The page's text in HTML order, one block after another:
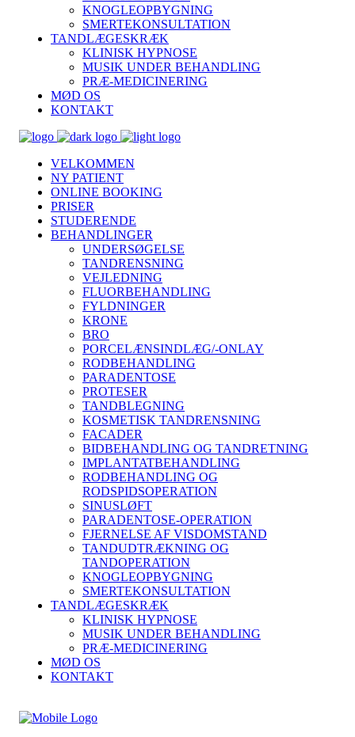
KNOGLEOPBYGNING
SMERTEKONSULTATION
TANDLÆGESKRÆK
KLINISK HYPNOSE
MUSIK UNDER BEHANDLING
PRÆ-MEDICINERING
MØD OS
KONTAKT
VELKOMMEN
NY PATIENT
ONLINE BOOKING
PRISER
STUDERENDE
BEHANDLINGER
UNDERSØGELSE
TANDRENSNING
VEJLEDNING
FLUORBEHANDLING
FYLDNINGER
KRONE
BRO
PORCELÆNSINDLÆG/-ONLAY
RODBEHANDLING
PARADENTOSE
PROTESER
TANDBLEGNING
KOSMETISK TANDRENSNING
FACADER
BIDBEHANDLING OG TANDRETNING
IMPLANTATBEHANDLING
RODBEHANDLING OG
RODSPIDSOPERATION
SINUSLØFT
PARADENTOSE-OPERATION
FJERNELSE AF VISDOMSTAND
TANDUDTRÆKNING OG
TANDOPERATION
KNOGLEOPBYGNING
SMERTEKONSULTATION
TANDLÆGESKRÆK
KLINISK HYPNOSE
MUSIK UNDER BEHANDLING
PRÆ-MEDICINERING
MØD OS
KONTAKT